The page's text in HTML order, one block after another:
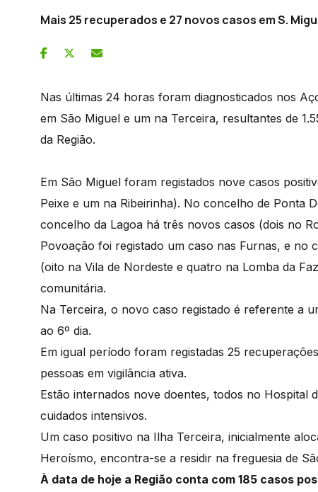
Mais 25 recuperados e 27 novos casos em S.
Nas últimas 24 horas foram diagnosticados nos
em São Miguel e um na Terceira, resultantes de
da Região.
Em São Miguel foram registados nove casos
Peixe e um na Ribeirinha). No concelho de Ponta
concelho da Lagoa há três novos casos (dois no
Povoação foi registado um caso nas Furnas, e no
(oito na Vila de Nordeste e quatro na Lomba da
comunitária.
Na Terceira, o novo caso registado é referente a
ao 6º dia.
Em igual período foram registadas 25
pessoas em vigilância ativa.
Estão internados nove doentes, todos no Hospital
cuidados intensivos.
Um caso positivo na Ilha Terceira, inicialmente
Heroísmo, encontra-se a residir na freguesia de
À data de hoje a Região conta com 185 casos